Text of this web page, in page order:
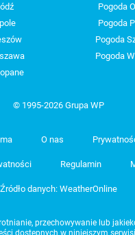
Pogoda
Pogoda
Pogoda
Pogoda
© 1995-2026 Grupa WP
O nas
Regulamin
Źródło danych: WeatherOnline
przechowywanie lub
dostępnych w niniejszym